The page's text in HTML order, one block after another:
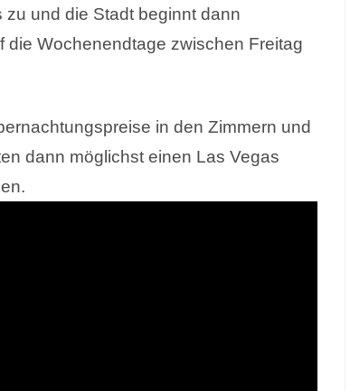
und die Stadt beginnt dann
Wochenendtage zwischen Freitag
in den Zimmern und
dann möglichst einen Las Vegas